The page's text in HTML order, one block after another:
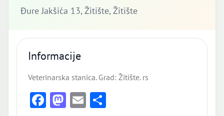
Đure Jakšića 13, Žitište, Žitište
Informacije
Veterinarska stanica. Grad: Žitište. rs
Facebook
Mastodon
Email